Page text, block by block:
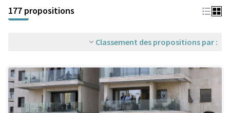
177 propositions
Classement des propositions par :